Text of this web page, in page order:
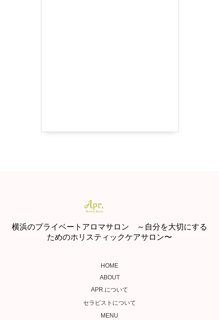
横浜のプライベートアロマサロン ～自分を大切にする
ためのホリスティックケアサロン〜
HOME
ABOUT
APR.について
セラピストについて
MENU